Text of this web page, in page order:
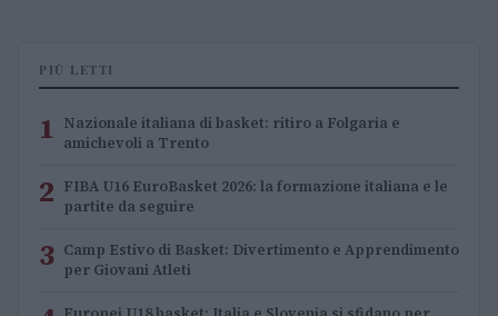
PIÙ LETTI
1 Nazionale italiana di basket: ritiro a Folgaria e
amichevoli a Trento
2 FIBA U16 EuroBasket 2026: la formazione italiana e le
partite da seguire
3 Camp Estivo di Basket: Divertimento e Apprendimento
per Giovani Atleti